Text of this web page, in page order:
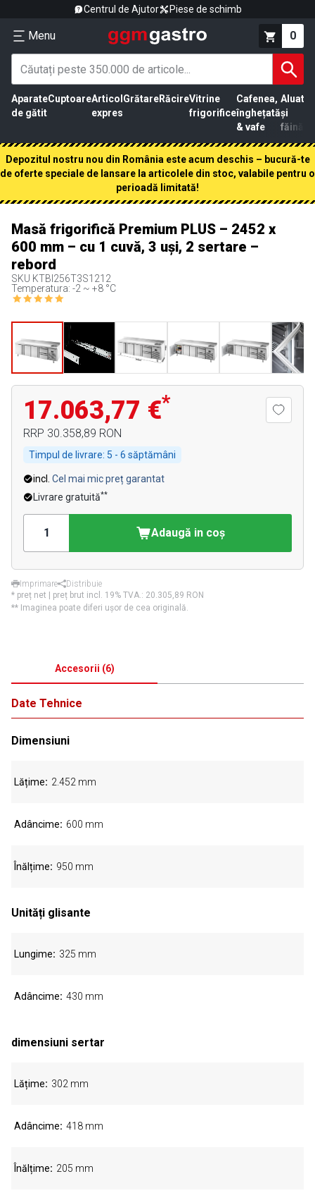
Centrul de Ajutor Piese de schimb
Menu 0
Aparate
de gătit
CuptoareArticol
expres
GrătareRăcireVitrine
frigorifice
Cafenea,
înghețată
& vafe
Aluat
și
făină
Depozitul nostru nou din România este acum deschis – bucură-te
de oferte speciale de lansare la articolele din stoc, valabile pentru o
perioadă limitată!
Masă frigorifică Premium PLUS – 2452 x
600 mm – cu 1 cuvă, 3 uși, 2 sertare –
rebord
SKU KTBI256T3S1212
Temperatura: -2 ~ +8 °C
17.063,77 €*
RRP 30.358,89 RON
Timpul de livrare: 5 - 6 săptămâni
incl. Cel mai mic preț garantat
Livrare gratuită**
Adaugă in coş
Imprimare
Distribuie
* preț net | preț brut incl. 19% TVA.: 20.305,89 RON
** Imaginea poate diferi ușor de cea originală.
Accesorii (6)
Date Tehnice
Dimensiuni
Lățime 2.452 mm
Adâncime 600 mm
Înălțime 950 mm
Unități glisante
Lungime 325 mm
Adâncime 430 mm
dimensiuni sertar
Lățime 302 mm
Adâncime 418 mm
Înălțime 205 mm